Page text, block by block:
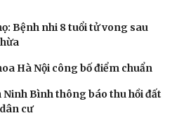
Cửa sổ tình yêu
Kể chuyện cho bé
Bệnh nhi 8 tuổi tử vong sau
Hà Nội công bố điểm chuẩn
Ninh Bình thông báo thu hồi đất
cư